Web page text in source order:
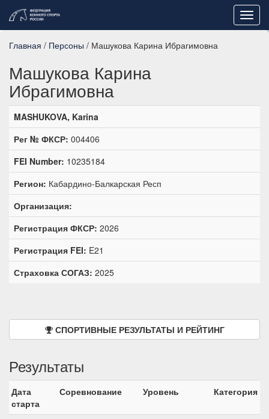
Главная / Персоны / Машукова Карина Ибрагимовна
Машукова Карина
Ибрагимовна
MASHUKOVA, Karina
Рег № ФКСР: 004406
FEI Number: 10235184
Регион: Кабардино-Балкарская Респ
Организация:
Регистрация ФКСР: 2026
Регистрация FEI: E21
Страховка СОГАЗ: 2025
СПОРТИВНЫЕ РЕЗУЛЬТАТЫ И РЕЙТИНГ
Результаты
Дата
старта
Соревнование Уровень Категория